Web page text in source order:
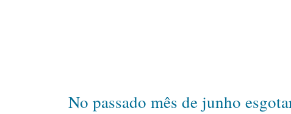
No passado mês de junho